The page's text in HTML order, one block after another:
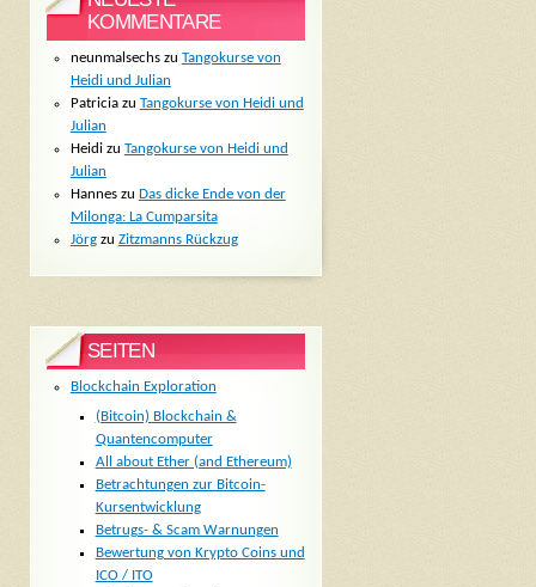
KOMMENTARE
neunmalsechszu Tangokurse von
Heidi und Julian
Patriciazu Tangokurse von Heidi und
Julian
Heidizu Tangokurse von Heidi und
Julian
Hanneszu Das dicke Ende von der
Milonga: La Cumparsita
Jörgzu Zitzmanns Rückzug
SEITEN
Blockchain Exploration
(Bitcoin) Blockchain &
Quantencomputer
All about Ether (and Ethereum)
Betrachtungen zur Bitcoin-
Kursentwicklung
Betrugs- & Scam Warnungen
Bewertung von Krypto Coins und
ICO / ITO